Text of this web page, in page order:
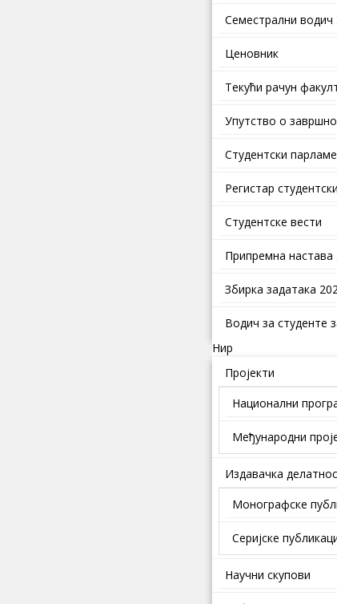
Семестрални водич
Ценовник
Текући рачун
Упутство о
Студентски
Регистар
Студентске вести
Припремна настава
Збирка задатака
Водич за студенте
Нир
Пројекти
Национални
Међународни
Издавачка
Монографске
Серијске
Научни скупови